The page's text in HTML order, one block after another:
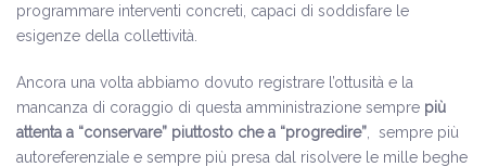
programmare interventi concreti, capaci di soddisfare le
esigenze della collettività.
Ancora una volta abbiamo dovuto registrare l’ottusità e la
mancanza di coraggio di questa amministrazione sempre più
attenta a “conservare” piuttosto che a “progredire” , sempre più
autoreferenziale e sempre più presa dal risolvere le mille beghe